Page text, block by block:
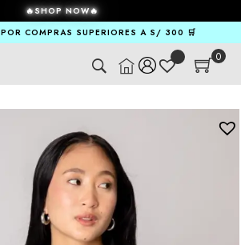
🔥SHOP NOW🔥
COMPRAS SUPERIORES A S/ 300 🛒
0